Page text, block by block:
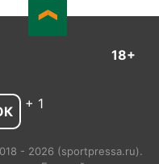
18+
+ 1
- 2026 (sportpressa.ru).